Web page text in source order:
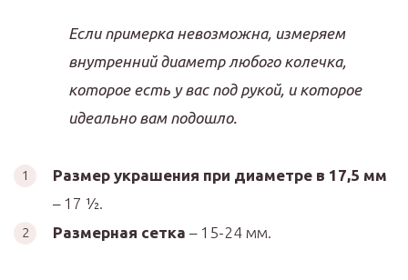
Если примерка невозможна, измеряем
внутренний диаметр любого колечка,
которое есть у вас под рукой, и которое
идеально вам подошло.
Размер украшения при диаметре в 17,5 мм
– 17 ½.
Размерная сетка – 15-24 мм.